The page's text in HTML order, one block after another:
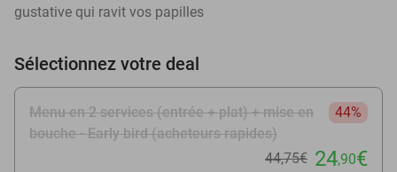
gustative qui ravit vos papilles
Sélectionnez votre deal
Menu en 2 services (entrée + plat) + mise en
bouche - Early bird (acheteurs rapides)
44%
44,75€ 24,90€